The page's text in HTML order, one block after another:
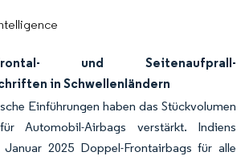
und Seitenaufprall-
in Schwellenländern
Einführungen haben das Stückvolumen
Automobil-Airbags verstärkt. Indiens
2025 Doppel-Frontairbags für alle